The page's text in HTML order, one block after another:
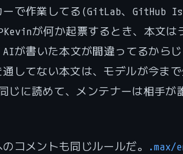
ーで作業してる(GitLab、GitHub
Kevinが何か起票するとき、本文は
が書いた本文が間違ってるからじ
通してない本文は、モデルが今ま
じに読めて、メンテナーは相手が
コメントも同じルールだ。 .max/